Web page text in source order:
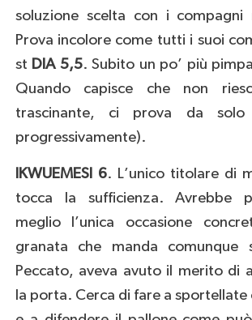
soluzione scelta con i
Prova incolore come tutti i suoi
st DIA 5,5. Subito un po’ più
Quando capisce che non
trascinante, ci prova da
progressivamente).
IKWUEMESI 6. L’unico titolare di
tocca la sufficienza. Avrebbe
meglio l’unica occasione
granata che manda comunque
Peccato, aveva avuto il merito di
la porta. Cerca di fare a sportellate